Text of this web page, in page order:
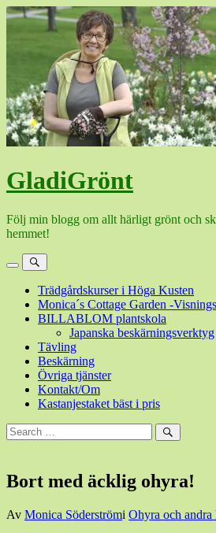
Hoppa
GladiGrönt
Följ min blogg om allt härligt grönt och
hemmet!
MenySök
Trädgårdskurser i Höga Kusten
Monica´s Cottage Garden -
BILLABLOM plantskola
Japanska beskärningsverktyg
Tävling
Beskärning
Övriga tjänster
Kontakt/Om
Kastanjestaket bäst i pris
Sök
efter:
Sök
Bort med äcklig ohyra!
Den
Av Monica Söderströmi Ohyra och andra